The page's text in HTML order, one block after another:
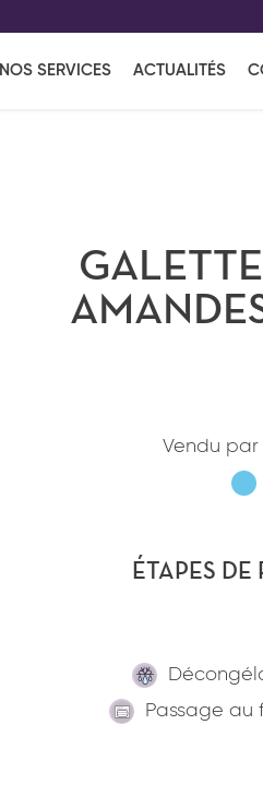
NOS SERVICES ACTUALITÉS
EFFACER
*
Une solution pour
Vendu
ÉTAPES DE
Passage au